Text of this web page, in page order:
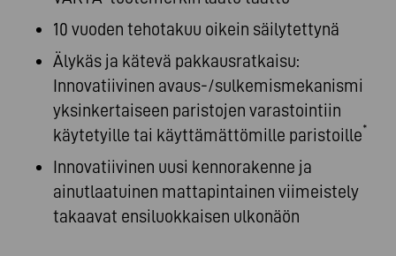
10 vuoden tehotakuu oikein säilytettynä
Älykäs ja kätevä pakkausratkaisu:
Innovatiivinen avaus-/sulkemismekanismi
yksinkertaiseen paristojen varastointiin
käytetyille tai käyttämättömille paristoille*
Innovatiivinen uusi kennorakenne ja
ainutlaatuinen mattapintainen viimeistely
takaavat ensiluokkaisen ulkonäön